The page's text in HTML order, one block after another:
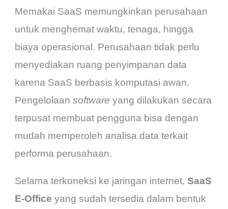
Memakai SaaS memungkinkan perusahaan
untuk menghemat waktu, tenaga, hingga
biaya operasional. Perusahaan tidak perlu
menyediakan ruang penyimpanan data
karena SaaS berbasis komputasi awan.
Pengelolaansoftware yang dilakukan secara
terpusat membuat pengguna bisa dengan
mudah memperoleh analisa data terkait
performa perusahaan.
Selama terkoneksi ke jaringan internet,SaaS
E-Office yang sudah tersedia dalam bentuk